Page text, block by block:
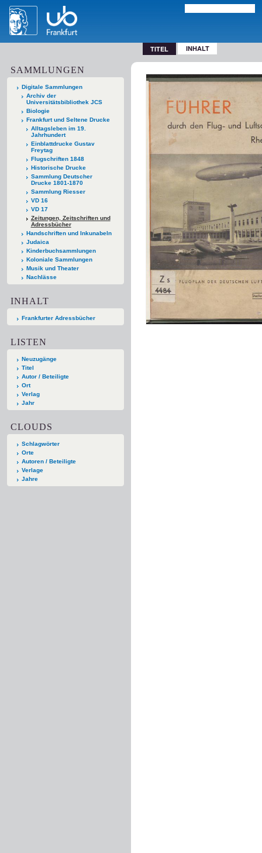
TITEL INHALT
SAMMLUNGEN
Digitale Sammlungen
Archiv der
Universitätsbibliothek JCS
Biologie
Frankfurt und Seltene Drucke
Alltagsleben im 19.
Jahrhundert
Einblattdrucke Gustav
Freytag
Flugschriften 1848
Historische Drucke
Sammlung Deutscher
Drucke 1801-1870
Sammlung Riesser
VD 16
VD 17
Zeitungen, Zeitschriften und
Adressbücher
Handschriften und Inkunabeln
Judaica
Kinderbuchsammlungen
Koloniale Sammlungen
Musik und Theater
Nachlässe
INHALT
Frankfurter Adressbücher
LISTEN
Neuzugänge
Titel
Autor / Beteiligte
Ort
Verlag
Jahr
CLOUDS
Schlagwörter
Orte
Autoren / Beteiligte
Verlage
Jahre